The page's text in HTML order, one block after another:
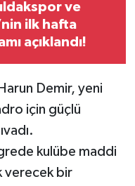
ve
ilk hafta
açıklandı!
Demir, yeni
için güçlü
kulübe maddi
verecek bir